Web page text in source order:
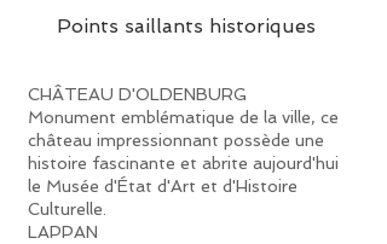
CHÂTEAU D'OLDENBURG
Monument emblématique de la ville, ce
château impressionnant possède une
histoire fascinante et abrite aujourd'hui
le Musée d'État d'Art et d'Histoire
Culturelle.
LAPPAN
Points saillants historiques